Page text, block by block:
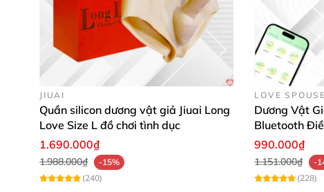
JIUAI
Quần silicon dương vật giả Jiuai Long
Love Size L đồ chơi tình dục
1.690.000₫
1.988.000₫
-15%
(240)
LOVE SPOUSE
Dương Vật
Bluetooth
Les
990.000₫
1.151.000₫
-
(228)